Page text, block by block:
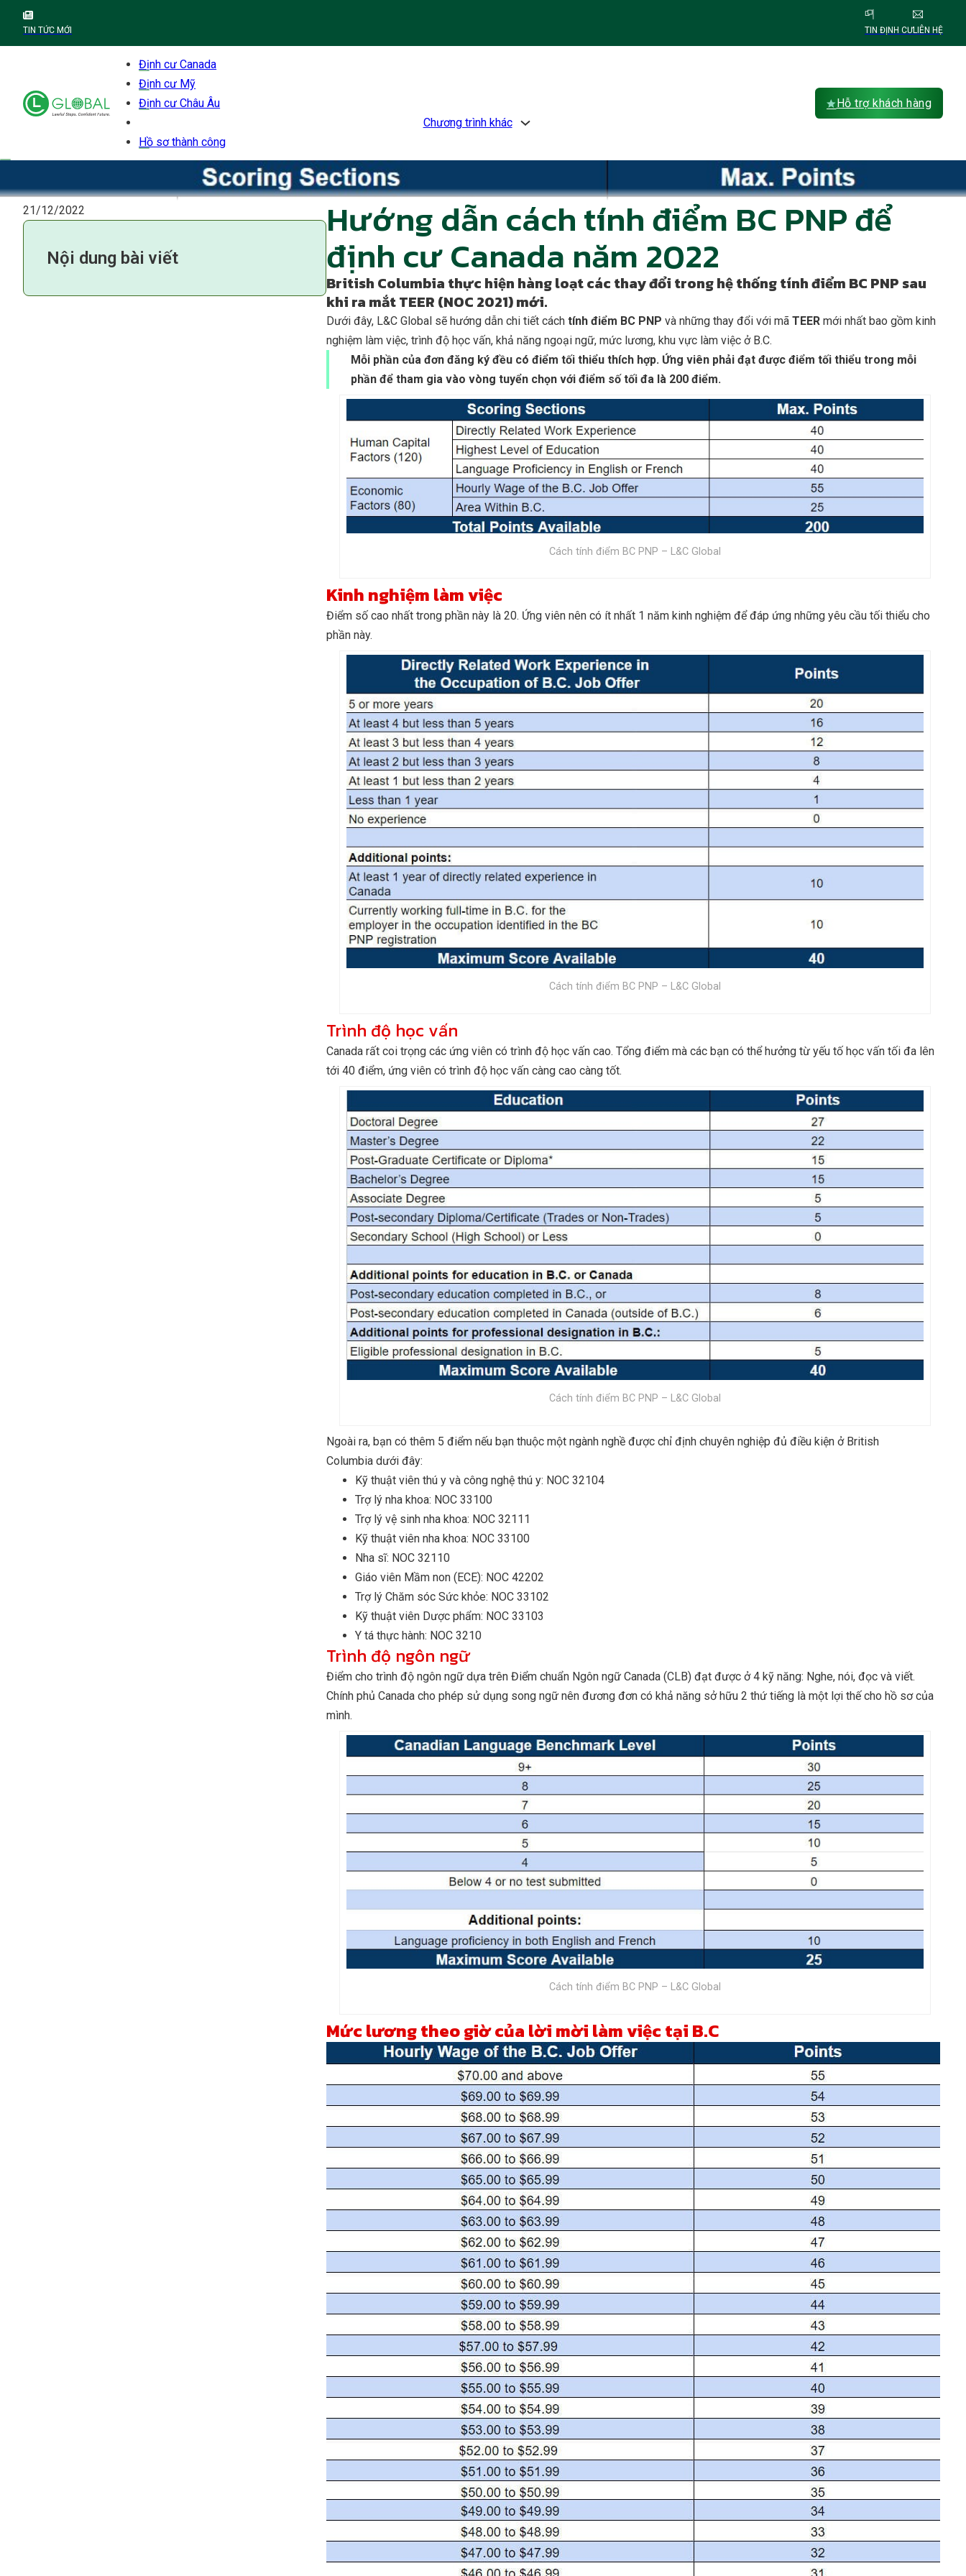
TIN TỨC MỚI TIN ĐỊNH CƯLIÊN HỆ
Định cư Canada
Định cư Mỹ
Định cư Châu Âu
Chương trình khác
Hồ sơ thành công
Hỗ trợ khách hàng
21/12/2022
Nội dung bài viết
Hướng dẫn cách tính điểm BC PNP để
định cư Canada năm 2022
British Columbia thực hiện hàng loạt các thay đổi trong hệ thống tính điểm BC PNP sau
khi ra mắt TEER (NOC 2021) mới.
Dưới đây, L&C Global sẽ hướng dẫn chi tiết cáchtính điểm BC PNP và những thay đổi với mãTEER mới nhất bao gồm kinh
nghiệm làm việc, trình độ học vấn, khả năng ngoại ngữ, mức lương, khu vực làm việc ở B.C.
Mỗi phần của đơn đăng ký đều có điểm tối thiểu thích hợp. Ứng viên phải đạt được điểm tối thiểu trong mỗi
phần để tham gia vào vòng tuyển chọn với điểm số tối đa là 200 điểm.
Cách tính điểm BC PNP – L&C Global
Kinh nghiệm làm việc
Điểm số cao nhất trong phần này là 20. Ứng viên nên có ít nhất 1 năm kinh nghiệm để đáp ứng những yêu cầu tối thiểu cho
phần này.
Cách tính điểm BC PNP – L&C Global
Trình độ học vấn
Canada rất coi trọng các ứng viên có trình độ học vấn cao. Tổng điểm mà các bạn có thể hưởng từ yếu tố học vấn tối đa lên
tới 40 điểm, ứng viên có trình độ học vấn càng cao càng tốt.
Cách tính điểm BC PNP – L&C Global
Ngoài ra, bạn có thêm 5 điểm nếu bạn thuộc một ngành nghề được chỉ định chuyên nghiệp đủ điều kiện ở British
Columbia dưới đây:
Kỹ thuật viên thú y và công nghệ thú y: NOC 32104
Trợ lý nha khoa: NOC 33100
Trợ lý vệ sinh nha khoa: NOC 32111
Kỹ thuật viên nha khoa: NOC 33100
Nha sĩ: NOC 32110
Giáo viên Mầm non (ECE): NOC 42202
Trợ lý Chăm sóc Sức khỏe: NOC 33102
Kỹ thuật viên Dược phẩm: NOC 33103
Y tá thực hành: NOC 3210
Trình độ ngôn ngữ
Điểm cho trình độ ngôn ngữ dựa trên Điểm chuẩn Ngôn ngữ Canada (CLB) đạt được ở 4 kỹ năng: Nghe, nói, đọc và viết.
Chính phủ Canada cho phép sử dụng song ngữ nên đương đơn có khả năng sở hữu 2 thứ tiếng là một lợi thế cho hồ sơ của
mình.
Cách tính điểm BC PNP – L&C Global
Mức lương theo giờ của lời mời làm việc tại B.C